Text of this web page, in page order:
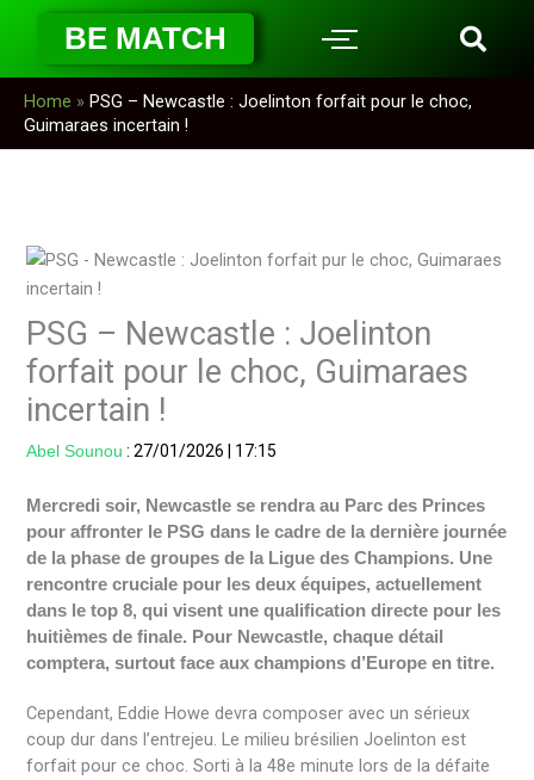
contenu
BE MATCH
Home » PSG – Newcastle : Joelinton forfait pour le choc,
Guimaraes incertain !
PSG – Newcastle : Joelinton
forfait pour le choc, Guimaraes
incertain !
Abel Sounou :27/01/2026 17:15
Mercredi soir, Newcastle se rendra au Parc des Princes
pour affronter le PSG dans le cadre de la dernière journée
de la phase de groupes de la Ligue des Champions. Une
rencontre cruciale pour les deux équipes, actuellement
dans le top 8, qui visent une qualification directe pour les
huitièmes de finale. Pour Newcastle, chaque détail
comptera, surtout face aux champions d’Europe en titre.
Cependant, Eddie Howe devra composer avec un sérieux
coup dur dans l’entrejeu. Le milieu brésilien Joelinton est
forfait pour ce choc. Sorti à la 48e minute lors de la défaite